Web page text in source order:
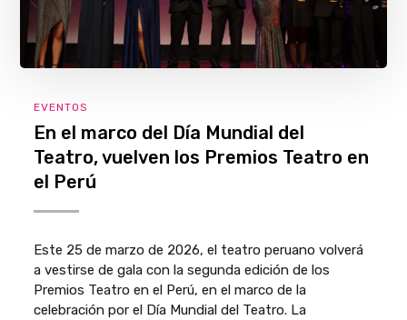
EVENTOS
En el marco del Día Mundial del
Teatro, vuelven los Premios Teatro en
el Perú
Este 25 de marzo de 2026, el teatro peruano volverá
a vestirse de gala con la segunda edición de los
Premios Teatro en el Perú, en el marco de la
celebración por el Día Mundial del Teatro. La